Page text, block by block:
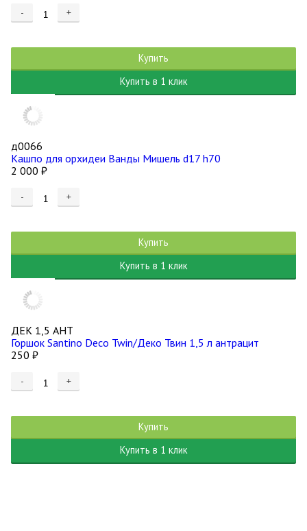
- +
Купить
Купить в 1 клик
д0066
Кашпо для орхидеи Ванды Мишель d17 h70
2 000 ₽
- +
Купить
Купить в 1 клик
ДЕК 1,5 АНТ
Горшок Santino Deco Twin/Деко Твин 1,5 л антрацит
250 ₽
- +
Купить
Купить в 1 клик